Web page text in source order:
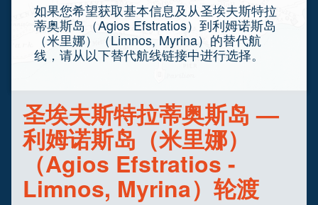
如果您希望获取基本信息及从圣埃夫斯特拉
蒂奥斯岛（Agios Efstratios）到利姆诺斯岛
（米里娜）（Limnos, Myrina）的替代航
线，请从以下替代航线链接中进行选择。
圣埃夫斯特拉蒂奥斯岛 —
利姆诺斯岛（米里娜）
（Agios Efstratios -
Limnos, Myrina）轮渡